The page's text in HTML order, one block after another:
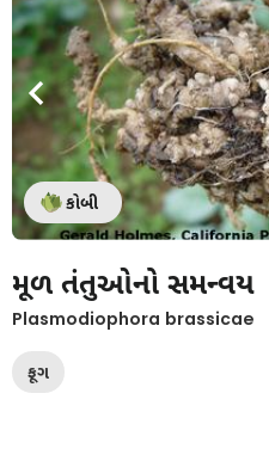
કોબી
મૂળ તંતુઓનો સમન્વય
Plasmodiophora brassicae
ફૂગ